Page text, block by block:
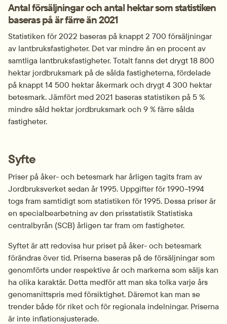
Antal försäljningar och antal hektar som statistiken
baseras på är färre än 2021
Statistiken för 2022 baseras på knappt 2 700 försäljningar
av lantbruksfastigheter. Det var mindre än en procent av
samtliga lantbruksfastigheter. Totalt fanns det drygt 18 800
hektar jordbruksmark på de sålda fastigheterna, fördelade
på knappt 14 500 hektar åkermark och drygt 4 300 hektar
betesmark. Jämfört med 2021 baseras statistiken på 5 %
mindre såld hektar jordbruksmark och 9 % färre sålda
fastigheter.
Syfte
Priser på åker- och betesmark har årligen tagits fram av
Jordbruksverket sedan år 1995. Uppgifter för 1990–1994
togs fram samtidigt som statistiken för 1995. Dessa priser är
en specialbearbetning av den prisstatistik Statistiska
centralbyrån (SCB) årligen tar fram om fastigheter.
Syftet är att redovisa hur priset på åker- och betesmark
förändras över tid. Priserna baseras på de försäljningar som
genomförts under respektive år och markerna som säljs kan
ha olika karaktär. Detta medför att man ska tolka varje års
genomsnittspris med försiktighet. Däremot kan man se
trender både för riket och för regionala indelningar. Priserna
är inte inflationsjusterade.